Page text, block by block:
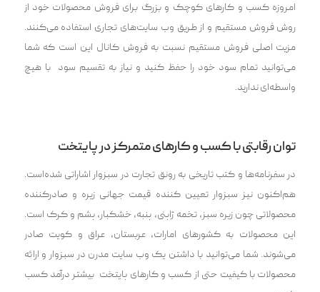
امروزه کسب و کارهای کوچک و بزرگ برای فروش محصولات خود از
روش فروش مستقیم و از طریق وب سایت‌های تجاری استفاده می‌کنند.
مزیت اصلی فروش مستقیم نسبت به فروش کانال این است که شما
می‌توانید تمام سود خود را حفظ کنید و نیاز به تقسیم سود با هیچ
واسطه‌ای ندارید.
توان رقابتی با کسب و کارهای متمرکز در پایتخت
در سفرنامه‌ها و کتب تاریخی به رونق تجارت در سبزوار اشاراتی شده‌است.
هم‌اکنون نیز سبزوار تعیین‌ کننده قیمت جهانی زیره و صادرکننده
محصولاتی چون زیره سبز، تخمه ژاپنی، پنبه، خشکبار، پشم و کرک است.
این محصولات به کشورهای امارات، عربستان، عراق و کویت صادر
می‌شوند. شما می‌توانید با داشتن یک وب سایت مدرن در سبزوار و ارائه
محصولات با کیفیت حتی از کسب و کارهای پایتخت بیشتر درآمد کسب